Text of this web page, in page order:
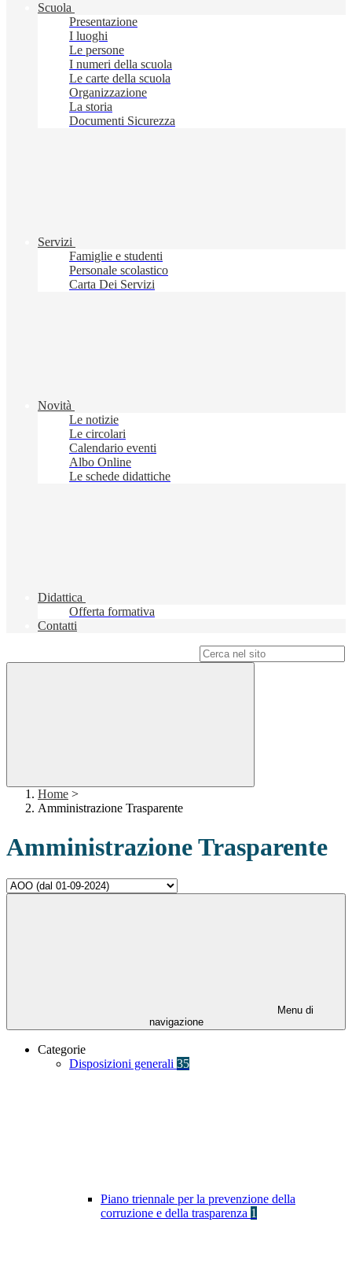
Scuola
Presentazione
I luoghi
Le persone
I numeri della scuola
Le carte della scuola
Organizzazione
La storia
Documenti Sicurezza
Servizi
Famiglie e studenti
Personale scolastico
Carta Dei Servizi
Novità
Le notizie
Le circolari
Calendario eventi
Albo Online
Le schede didattiche
Didattica
Offerta formativa
Contatti
Home >
Amministrazione Trasparente
Amministrazione Trasparente
Menu di
navigazione
Categorie
Disposizioni generali 35
Piano triennale per la prevenzione della
corruzione e della trasparenza 1